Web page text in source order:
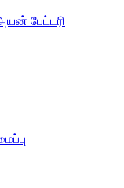
பேட்டரி